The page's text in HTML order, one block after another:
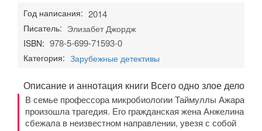
Год написания: 2014
Писатель: Элизабет Джордж
ISBN: 978-5-699-71593-0
Категория: Зарубежные детективы
Описание и аннотация книги Всего одно злое дело
В семье профессора микробиологии Таймуллы Ажара
произошла трагедия. Его гражданская жена Анжелина
сбежала в неизвестном направлении, увезя с собой